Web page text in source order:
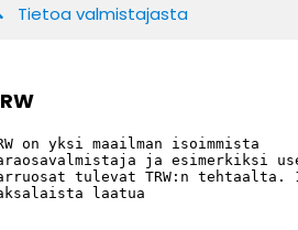
Tietoa valmistajasta
on yksi maailman isoimmista
ja esimerkiksi
tulevat TRW:n tehtaalta.
laatua